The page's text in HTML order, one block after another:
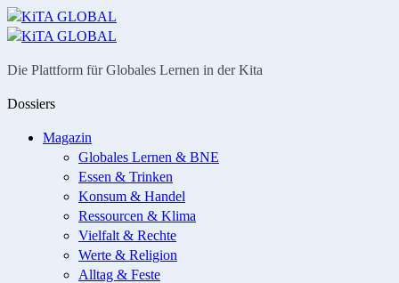
Menü
Suche
Die Plattform für Globales Lernen in der Kita
Dossiers
Magazin
Globales Lernen & BNE
Essen & Trinken
Konsum & Handel
Ressourcen & Klima
Vielfalt & Rechte
Werte & Religion
Alltag & Feste